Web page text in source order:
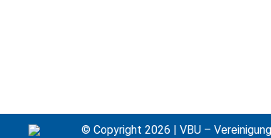
© Copyright 2026 | VBU –